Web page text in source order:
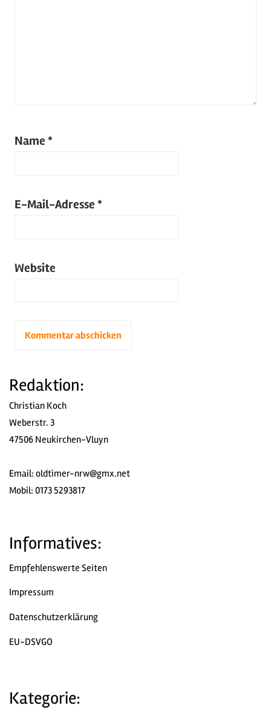
Name *
E-Mail-Adresse *
Website
Redaktion:
Christian Koch
Weberstr. 3
47506 Neukirchen-Vluyn
Email: oldtimer-nrw@gmx.net
Mobil: 0173 5293817
Informatives:
Empfehlenswerte Seiten
Impressum
Datenschutzerklärung
EU-DSVGO
Kategorie: